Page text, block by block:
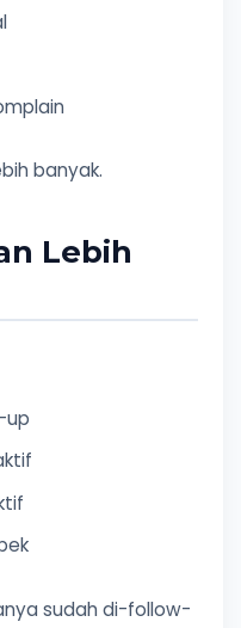
banyak.
Lebih
up
sudah di-follow-